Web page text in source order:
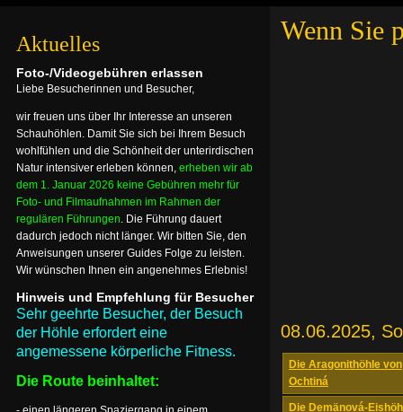
Wenn Sie
08.06.2025,
Die Aragonithöhle von
Ochtiná
Die Demänová-
Aktuelles
Foto-/Videogebühren erlassen
Liebe Besucherinnen und Besucher,
wir freuen uns über Ihr Interesse an unseren
Schauhöhlen. Damit Sie sich bei Ihrem Besuch
wohlfühlen und die Schönheit der unterirdischen
Natur intensiver erleben können, erheben wir ab
dem 1. Januar 2026 keine Gebühren mehr für
Foto- und Filmaufnahmen im Rahmen der
regulären Führungen. Die Führung dauert
dadurch jedoch nicht länger. Wir bitten Sie, den
Anweisungen unserer Guides Folge zu leisten.
Wir wünschen Ihnen ein angenehmes Erlebnis!
Hinweis und Empfehlung für Besucher
Sehr geehrte Besucher, der Besuch
der Höhle erfordert eine
angemessene körperliche Fitness.
Die Route beinhaltet: